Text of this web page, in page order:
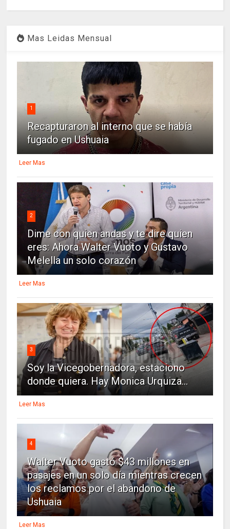
Mas Leidas Mensual
1
Recapturaron al interno que se había
fugado en Ushuaia
Leer Mas
2
Dime con quien andas y te dire quien
eres: Ahora Walter Vuoto y Gustavo
Melella un solo corazón
Leer Mas
3
Soy la Vicegobernadora, estaciono
donde quiera. Hay Monica Urquiza...
Leer Mas
4
Walter Vuoto gastó $43 millones en
pasajes en un solo día mientras crecen
los reclamos por el abandono de
Ushuaia
Leer Mas